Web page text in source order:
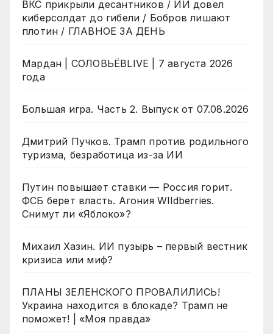
ВКС прикрыли десантников / ИИ довел
киберсолдат до гибели / Бобров лишают
плотин / ГЛАВНОЕ ЗА ДЕНЬ
Мардан | СОЛОВЬЁВLIVE | 7 августа 2026
года
Большая игра. Часть 2. Выпуск от 07.08.2026
Дмитрий Пучков. Трамп против родильного
туризма, безработица из-за ИИ
Путин повышает ставки — Россия горит.
ФСБ берет власть. Агония WIldberries.
Снимут ли «Яблоко»?
Михаил Хазин. ИИ пузырь – первый вестник
кризиса или миф?
ПЛАНЫ ЗЕЛЕНСКОГО ПРОВАЛИЛИСЬ!
Украина находится в блокаде? Трамп не
поможет! | «Моя правда»